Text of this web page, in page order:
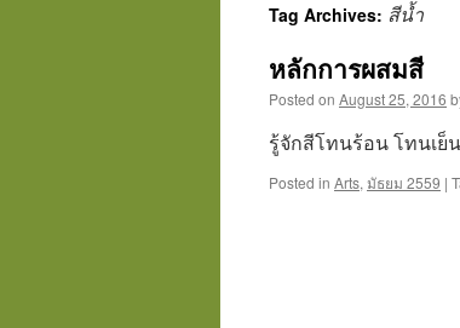
content
Tag Archives: สีน้ำ
หลักการผสมสี
Posted on August 25, 2016
รู้จักสีโทนร้อน โทนเย็
Posted in Arts, มัธยม 2559 |